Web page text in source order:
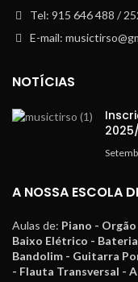
Tel: 915 646 488 /
E-mail:
NOTÍCIAS
A NOSSA ESCOLA
Aulas de: Piano -
Baixo Elétrico -
Bandolim - Guitarra
- Flauta Transversal -